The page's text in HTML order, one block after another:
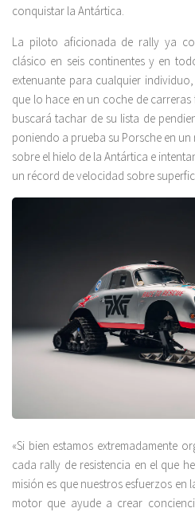
conquistar la Antártica.
La piloto aficionada de rally ya
clásico en seis continentes y en
extenuante para cualquier
que lo hace en un coche de
buscará tachar de su lista de
poniendo a prueba su Porsche en un
sobre el hielo de la Antártica e
un récord de velocidad sobre
«Si bien estamos extremadamente
cada rally de resistencia en el que
misión es que nuestros esfuerzos en
motor que ayude a crear